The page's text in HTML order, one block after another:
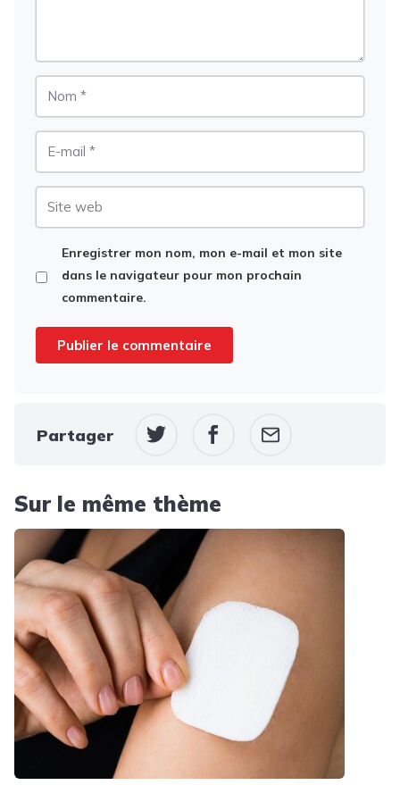
Enregistrer mon nom, mon e-mail et mon site
dans le navigateur pour mon prochain
commentaire.
Partager
Sur le même thème